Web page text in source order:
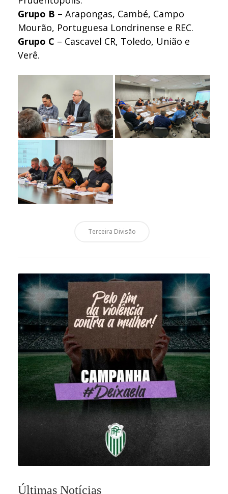
Grupo B – Arapongas, Cambé, Campo
Mourão, Portuguesa Londrinense e REC.
Grupo C – Cascavel CR, Toledo, União e
Verê.
Terceira Divisão
Últimas Notícias